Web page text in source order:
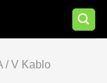
/ V Kablo